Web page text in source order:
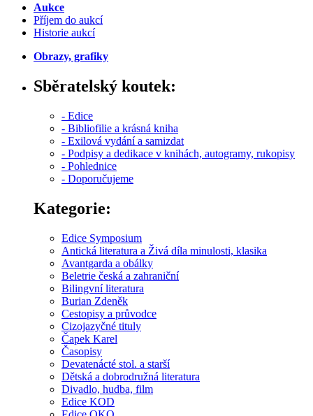
Aukce
Příjem do aukcí
Historie aukcí
Obrazy, grafiky
Sběratelský koutek:
- Edice
- Bibliofilie a krásná kniha
- Exilová vydání a samizdat
- Podpisy a dedikace v knihách, autogramy, rukopisy
- Pohlednice
- Doporučujeme
Kategorie:
Edice Symposium
Antická literatura a Živá díla minulosti, klasika
Avantgarda a obálky
Beletrie česká a zahraniční
Bilingvní literatura
Burian Zdeněk
Cestopisy a průvodce
Cizojazyčné tituly
Čapek Karel
Časopisy
Devatenácté stol. a starší
Dětská a dobrodružná literatura
Divadlo, hudba, film
Edice KOD